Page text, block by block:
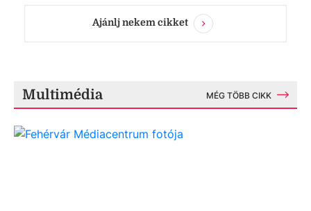
Ajánlj nekem cikket
Multimédia MÉG TÖBB CIKK